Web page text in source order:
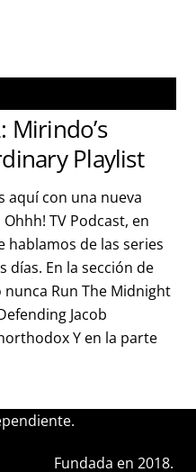
Mirindo’s
Playlist
aquí con una nueva
TV Podcast, en
de las series
días. En la sección de
Run The Midnight
Jacob
Y en la parte
Fundada en 2018.